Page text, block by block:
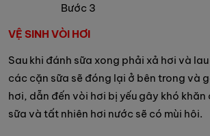
Bước 3
VỆ SINH VÒI HƠI
Sau khi đánh sữa xong phải xả hơi và
các cặn sữa sẽ đóng lại ở bên trong và
hơi, dẫn đến vòi hơi bị yếu gây khó
sữa và tất nhiên hơi nước sẽ có mùi hôi.